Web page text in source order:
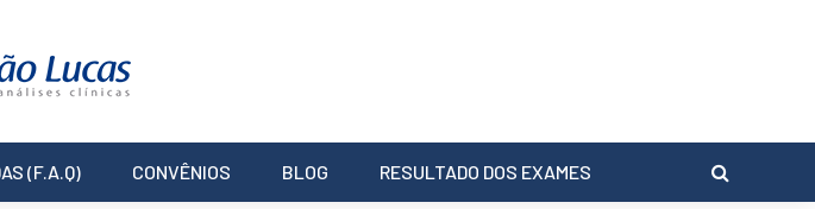
(F.A.Q) CONVÊNIOS BLOG RESULTADO DOS EXAMES